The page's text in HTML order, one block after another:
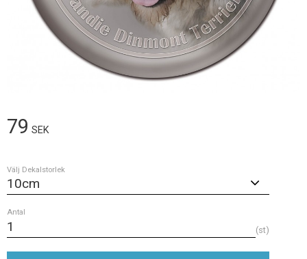
79 SEK
Välj Dekalstorlek
Antal
st